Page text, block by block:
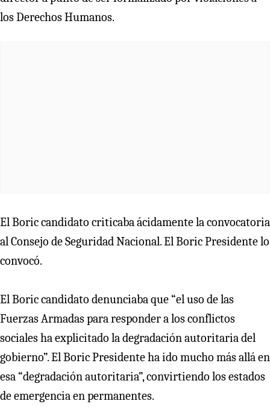
los Derechos Humanos.
El Boric candidato criticaba ácidamente la convocatoria
al Consejo de Seguridad Nacional. El Boric Presidente lo
convocó.
El Boric candidato denunciaba que “el uso de las
Fuerzas Armadas para responder a los conflictos
sociales ha explicitado la degradación autoritaria del
gobierno”. El Boric Presidente ha ido mucho más allá en
esa “degradación autoritaria”, convirtiendo los estados
de emergencia en permanentes.